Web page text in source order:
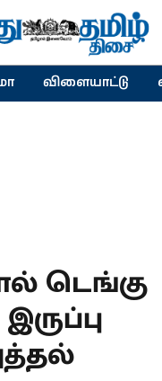
விளையாட்டு
டெங்கு